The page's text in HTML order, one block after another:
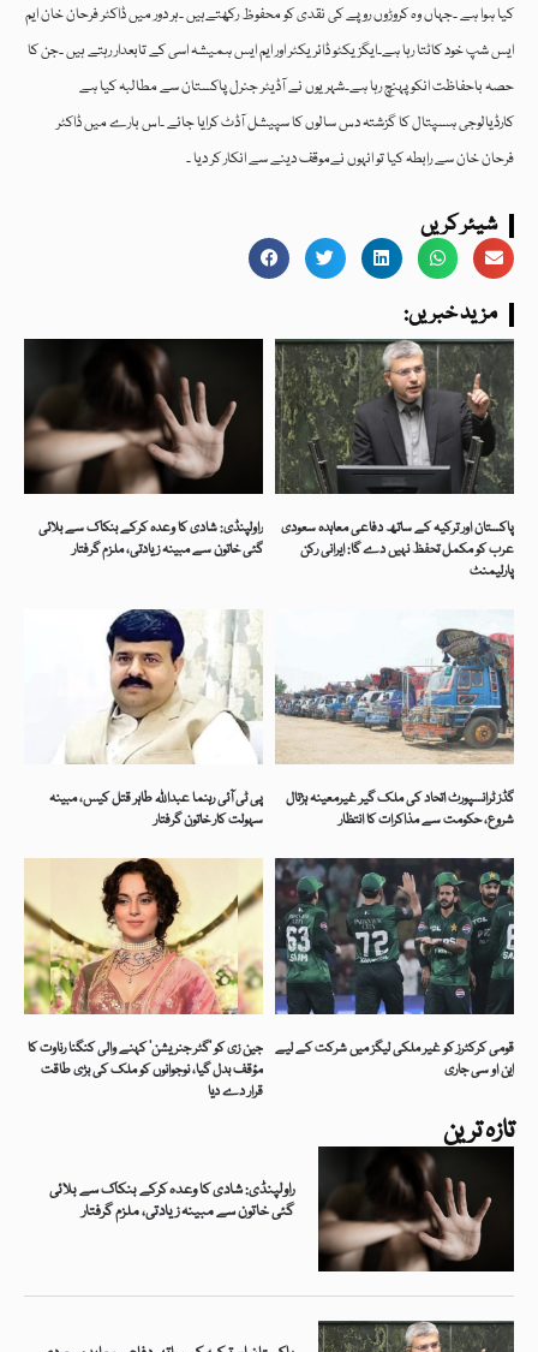
تازہ ترین
راولپنڈی: شادی کا وعدہ کرکے بنکاک سے بلائی
گئی خاتون سے مبینہ زیادتی، ملزم گرفتار
کیا ہوا ہے ۔جہاں وہ کروڑوں روپے کی نقدی کو محفوظ رکھتےہیں ۔ہر دور میں ڈاکٹر فرحان خان ایم
ایس شپ خود کاٹتا رہا ہے۔ایگزیکٹو ڈائریکٹر اور ایم ایس ہمیشہ اسی کے تابعدار رہتے ہیں ۔جن کا
حصہ باحفاظت انکو پہنچ رہا ہے۔شہریوں نے آڈیٹر جنرل پاکستان سے مطالبہ کیا ہے
کارڈیالوجی ہسپتال کا گزشتہ دس سالوں کا سپیشل آڈٹ کرایا جائے ۔اس بارے میں ڈاکٹر
فرحان خان سے رابطہ کیا تو انہوں نےموقف دینے سے انکار کر دیا ۔
شیئر کریں
:مزید خبریں
راولپنڈی: شادی کا وعدہ کرکے بنکاک سے بلائی
گئی خاتون سے مبینہ زیادتی، ملزم گرفتار
پاکستان اور ترکیہ کے ساتھ دفاعی معاہدہ سعودی
عرب کو مکمل تحفظ نہیں دے گا: ایرانی رکن
پارلیمنٹ
پی ٹی آئی رہنما عبداللہ طاہر قتل کیس، مبینہ
سہولت کار خاتون گرفتار
گڈز ٹرانسپورٹ اتحاد کی ملک گیر غیرمعینہ ہڑتال
شروع، حکومت سے مذاکرات کا انتظار
جین زی کو ’گٹر جنریشن‘ کہنے والی کنگنا رناوت کا
مؤقف بدل گیا، نوجوانوں کو ملک کی بڑی طاقت
قرار دے دیا
قومی کرکٹرز کو غیر ملکی لیگز میں شرکت کے لیے
این او سی جاری